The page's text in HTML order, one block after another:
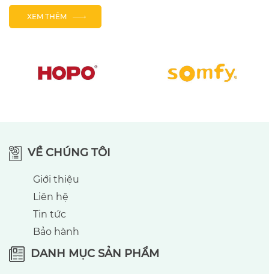
XEM THÊM
VỀ CHÚNG TÔI
Giới thiệu
Liên hệ
Tin tức
Bảo hành
DANH MỤC SẢN PHẨM